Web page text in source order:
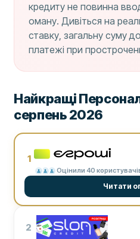
кредиту не повинна
оману. Дивіться на
ставку, загальну суму
платежі при
Найкращі
серпень 2026
1
Оцінили 40
Читати
2